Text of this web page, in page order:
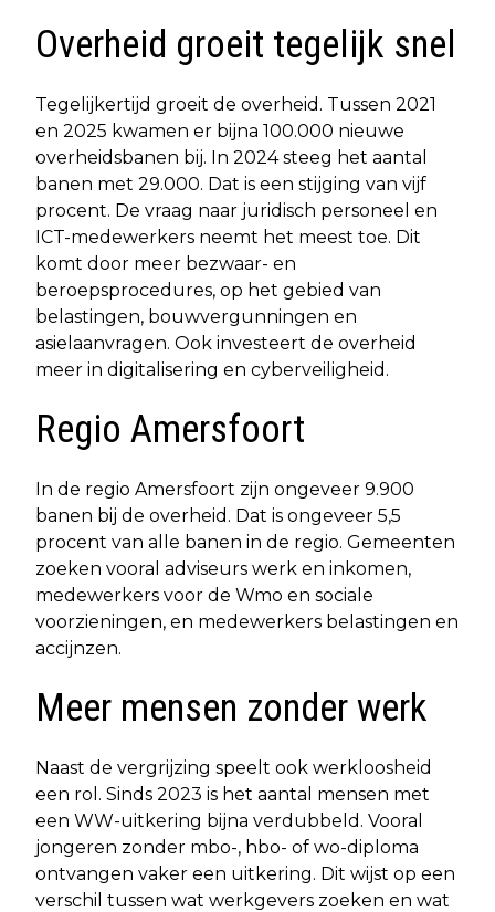
Overheid groeit tegelijk snel
Tegelijkertijd groeit de overheid. Tussen 2021
en 2025 kwamen er bijna 100.000 nieuwe
overheidsbanen bij. In 2024 steeg het aantal
banen met 29.000. Dat is een stijging van vijf
procent. De vraag naar juridisch personeel en
ICT-medewerkers neemt het meest toe. Dit
komt door meer bezwaar- en
beroepsprocedures, op het gebied van
belastingen, bouwvergunningen en
asielaanvragen. Ook investeert de overheid
meer in digitalisering en cyberveiligheid.
Regio Amersfoort
In de regio Amersfoort zijn ongeveer 9.900
banen bij de overheid. Dat is ongeveer 5,5
procent van alle banen in de regio. Gemeenten
zoeken vooral adviseurs werk en inkomen,
medewerkers voor de Wmo en sociale
voorzieningen, en medewerkers belastingen en
accijnzen.
Meer mensen zonder werk
Naast de vergrijzing speelt ook werkloosheid
een rol. Sinds 2023 is het aantal mensen met
een WW-uitkering bijna verdubbeld. Vooral
jongeren zonder mbo-, hbo- of wo-diploma
ontvangen vaker een uitkering. Dit wijst op een
verschil tussen wat werkgevers zoeken en wat